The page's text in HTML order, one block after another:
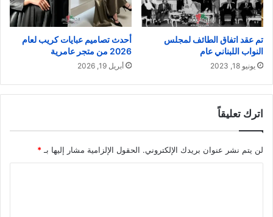
تم عقد اتفاق الطائف لمجلس
النواب اللبناني عام
يونيو 18, 2023
أحدث تصاميم عبايات كريب لعام
2026 من متجر عامرية
أبريل 19, 2026
اترك تعليقاً
لن يتم نشر عنوان بريدك الإلكتروني. الحقول الإلزامية مشار إليها بـ *